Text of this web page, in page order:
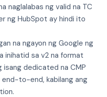
naglalabas ng valid na TC
ng HubSpot ay hindi ito
na ngayon ng Google ng
inihatid sa v2 na format
isang dedicated na CMP
end-to-end, kabilang ang